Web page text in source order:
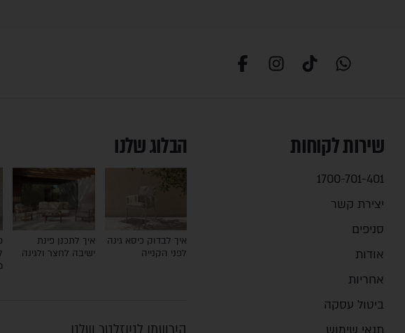
שירות לקוחות
1700-701-401
יצירת קשר
סניפים
אודות
אחריות
ביטול עסקה
הבלוג שלנו
איך לבדוק כיסא גינה
לפני הקנייה
איך לתכנן פינת
ישיבה לחצר ולגינה